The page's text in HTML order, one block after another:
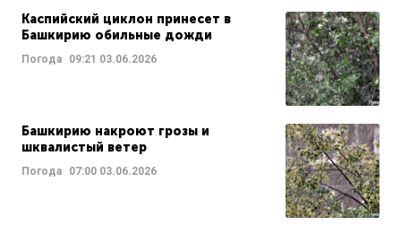
Каспийский циклон принесет в
Башкирию обильные дожди
Погода 09:21 03.06.2026
Башкирию накроют грозы и
шквалистый ветер
Погода 07:00 03.06.2026